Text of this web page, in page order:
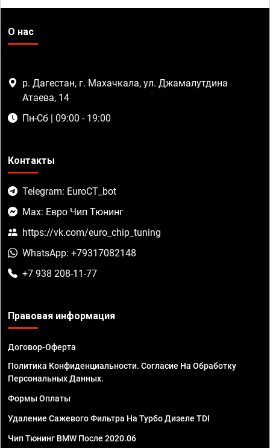
О нас
р. Дагестан, г. Махачкала, ул. Джамалутдина
Атаева, 14
Пн-Сб | 09:00 - 19:00
Контакты
Telegram: EuroCT_bot
Max: Евро Чип Тюнинг
https://vk.com/euro_chip_tuning
WhatsApp: +79317082148
+7 938 208-11-77
Правовая информация
Договор-Оферта
Политика Конфиденциальности. Согласие На Обработку
Персональных Данных.
Формы Оплаты
Удаление Сажевого Фильтра На Турбо Дизеле TDI
Чип Тюнинг BMW После 2020.06